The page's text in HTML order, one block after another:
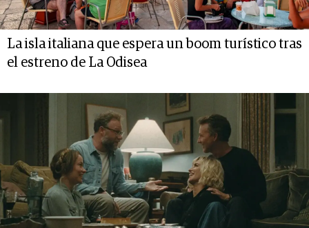
La isla italiana que espera un boom turístico tras
el estreno de La Odisea